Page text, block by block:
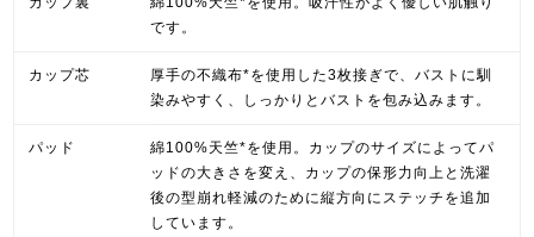
です。
カップ芯
厚手の不織布*を使用した3枚接ぎで、バストに馴
染みやすく、しっかりとバストを包み込みます。
パッド
綿100%天竺*を使用。カップのサイズによってパ
ッドの大きさを変え、カップの保形力向上と洗濯
後の型崩れ軽減のために縦方向にステッチを追加
しています。